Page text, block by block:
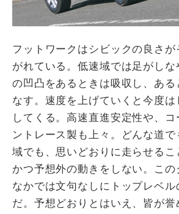
フットワークはシビックの良さが
がれている。低速域では足がし
の凹凸をあるときは吸収し、ある
なす。速度を上げていくと今度は
してくる。高速直進安定性や、コ
ントレース製も上々。どんな道
域でも、思いどおりに走らせるこ
かつ予想外の動きをしない。こ
なかでは文句なしにトップレベル
だ。予想どおりとはいえ、皆が誉